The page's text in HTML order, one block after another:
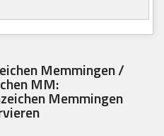
Memmingen /
MM:
Memmingen